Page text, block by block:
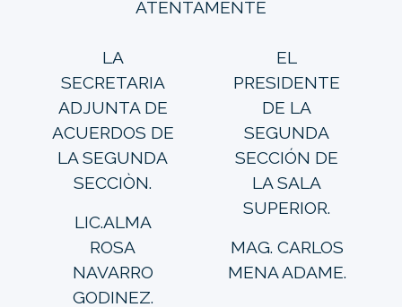
ATENTAMENTE
LA
SECRETARIA
ADJUNTA DE
ACUERDOS DE
LA SEGUNDA
SECCIÒN.
LIC.ALMA
ROSA
NAVARRO
GODINEZ.
EL
PRESIDENTE
DE LA
SEGUNDA
SECCIÓN DE
LA SALA
SUPERIOR.
MAG. CARLOS
MENA ADAME.